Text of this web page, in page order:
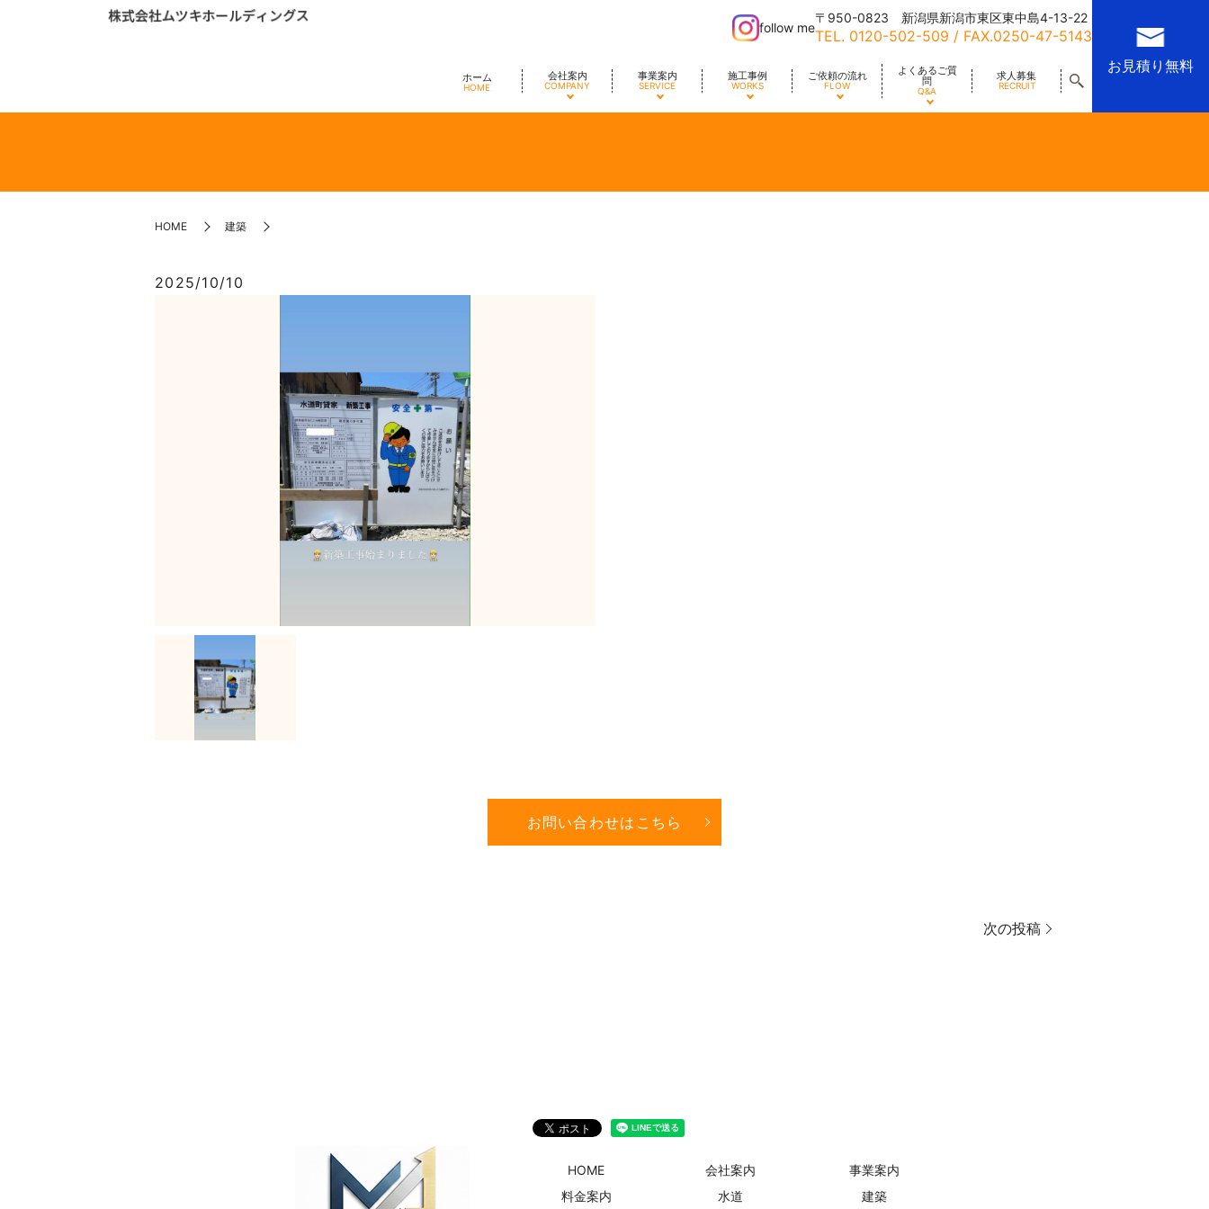
ホーム
HOME
会社案内
COMPANY
事業案内
SERVICE
施工事例
WORKS
ご依頼の流れ
FLOW
よくあるご質
問
Q&A
求人募集
RECRUIT
follow me
〒950-0823 新潟県新潟市東区東中島4-13-22
TEL. 0120-502-509 / FAX.0250-47-5143
お見積り無料
HOME 建築
2025/10/10
お問い合わせはこちら
次の投稿
HOME 会社案内
事業案内
料金案内
水道 建築